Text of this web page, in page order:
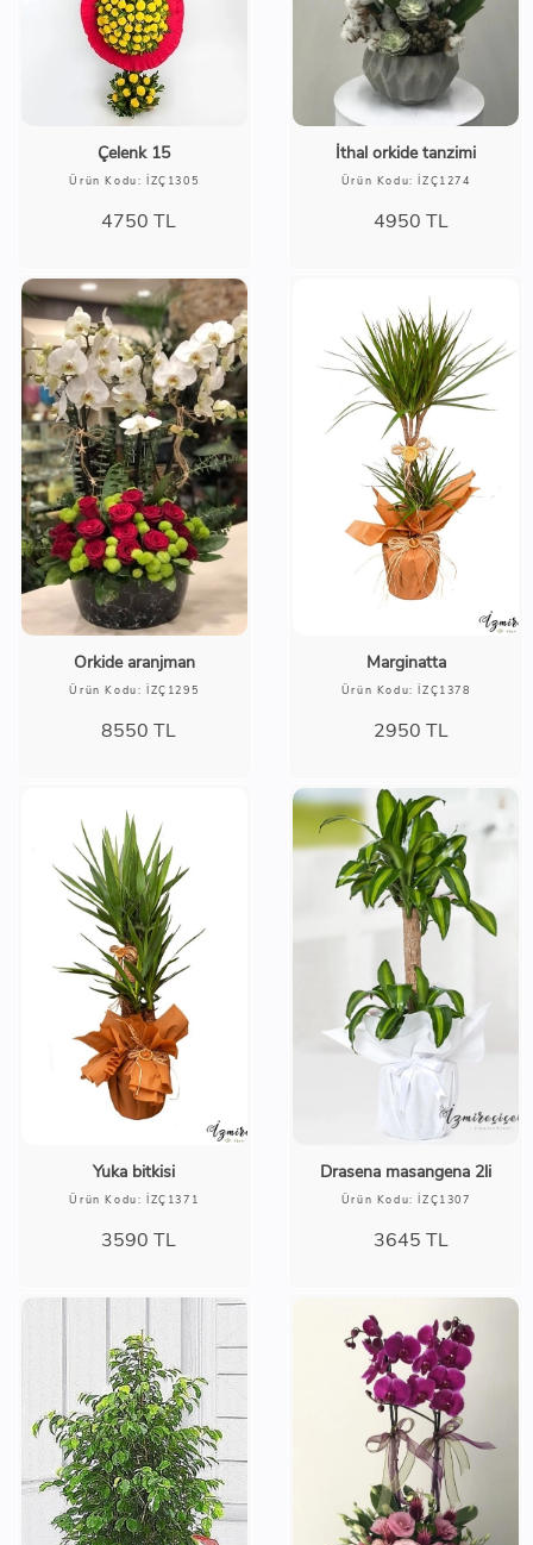
Çelenk 15
Ürün Kodu: İZÇ1305
4750 TL
İthal orkide tanzimi
Ürün Kodu: İZÇ1274
4950 TL
Orkide aranjman
Ürün Kodu: İZÇ1295
8550 TL
Marginatta
Ürün Kodu: İZÇ1378
2950 TL
Yuka bitkisi
Ürün Kodu: İZÇ1371
3590 TL
Drasena masangena 2li
Ürün Kodu: İZÇ1307
3645 TL